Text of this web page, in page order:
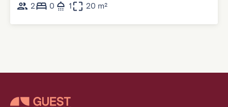
2
0 1 20 m²